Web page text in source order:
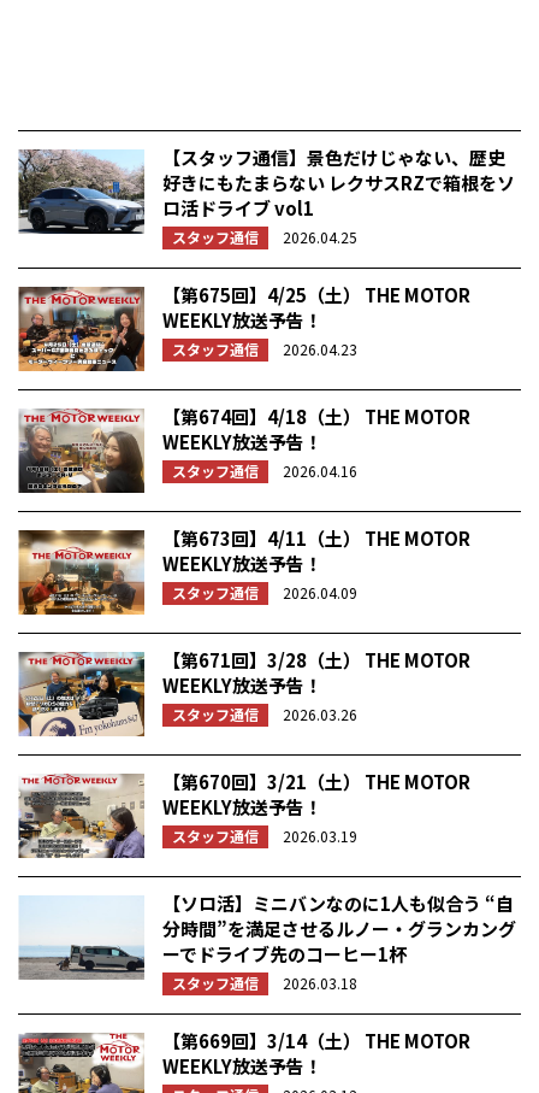
【スタッフ通信】景色だけじゃない、歴史
好きにもたまらない レクサスRZで箱根をソ
ロ活ドライブ vol1
スタッフ通信 2026.04.25
【第675回】4/25（土） THE MOTOR
WEEKLY放送予告！
スタッフ通信 2026.04.23
【第674回】4/18（土） THE MOTOR
WEEKLY放送予告！
スタッフ通信 2026.04.16
【第673回】4/11（土） THE MOTOR
WEEKLY放送予告！
スタッフ通信 2026.04.09
【第671回】3/28（土） THE MOTOR
WEEKLY放送予告！
スタッフ通信 2026.03.26
【第670回】3/21（土） THE MOTOR
WEEKLY放送予告！
スタッフ通信 2026.03.19
【ソロ活】ミニバンなのに1人も似合う “自
分時間”を満足させるルノー・グランカング
ーでドライブ先のコーヒー1杯
スタッフ通信 2026.03.18
【第669回】3/14（土） THE MOTOR
WEEKLY放送予告！